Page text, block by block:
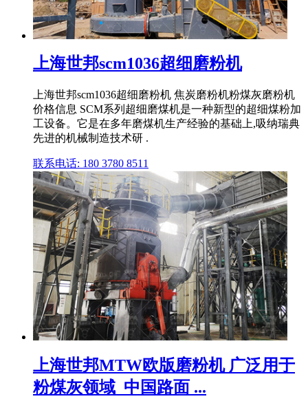
上海世邦scm1036超细磨粉机
上海世邦scm1036超细磨粉机 焦炭磨粉机粉煤灰磨粉机
价格信息 SCM系列超细磨煤机是一种新型的超细煤粉加
工设备。它是在多年磨煤机生产经验的基础上,吸纳瑞典
先进的机械制造技术研 .
联系电话: 180 3780 8511
上海世邦MTW欧版磨粉机 广泛用于
粉煤灰领域_中国路面 ...